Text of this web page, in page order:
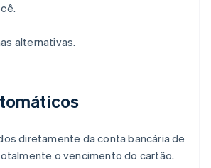
alternativas.
diretamente da conta bancária de
o vencimento do cartão.